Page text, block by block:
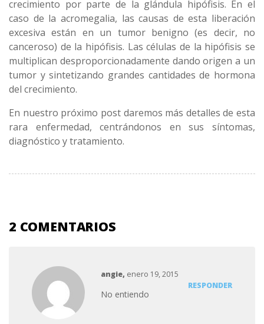
crecimiento por parte de la glándula hipófisis. En el
caso de la acromegalia, las causas de esta liberación
excesiva están en un tumor benigno (es decir, no
canceroso) de la hipófisis. Las células de la hipófisis se
multiplican desproporcionadamente dando origen a un
tumor y sintetizando grandes cantidades de hormona
del crecimiento.
En nuestro próximo post daremos más detalles de esta
rara enfermedad, centrándonos en sus síntomas,
diagnóstico y tratamiento.
2 COMENTARIOS
angie, enero 19, 2015
RESPONDER
No entiendo